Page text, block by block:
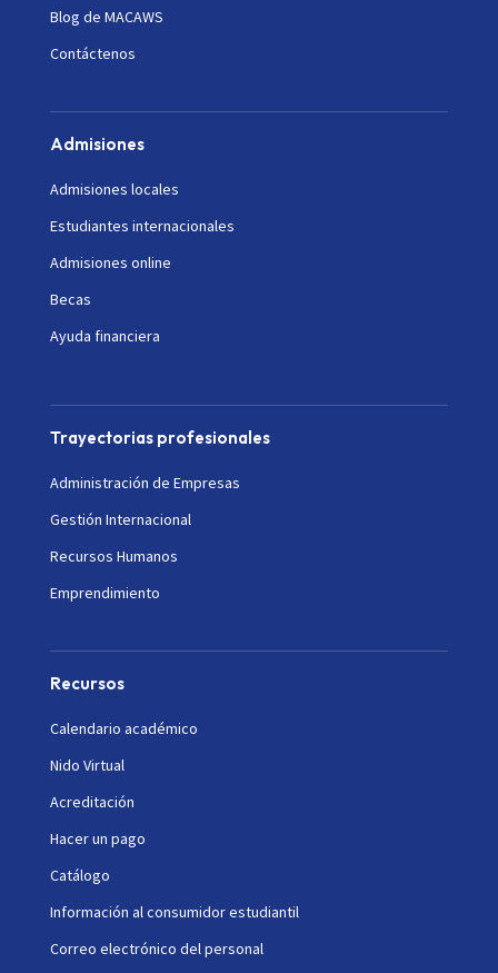
Blog de MACAWS
Contáctenos
Admisiones
Admisiones locales
Estudiantes internacionales
Admisiones online
Becas
Ayuda financiera
Trayectorias profesionales
Administración de Empresas
Gestión Internacional
Recursos Humanos
Emprendimiento
Recursos
Calendario académico
Nido Virtual
Acreditación
Hacer un pago
Catálogo
Información al consumidor estudiantil
Correo electrónico del personal